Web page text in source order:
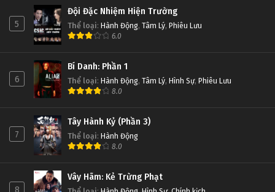
5
Đội Đặc Nhiệm Hiện Trường
Thể loại: Hành Động, Tâm Lý, Phiêu Lưu
6.0
6
Bí Danh: Phần 1
Thể loại: Hành Động, Tâm Lý, Hình Sự, Phiêu Lưu
8.0
7
Tây Hành Kỷ (Phần 3)
Thể loại: Hành Động
8.0
8
Vây Hãm: Kẻ Trừng Phạt